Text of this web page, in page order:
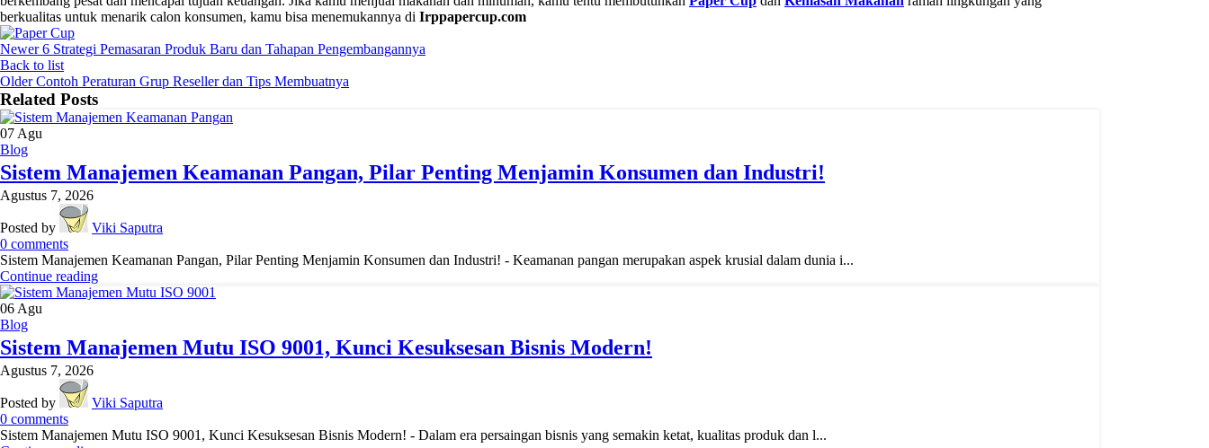
berkualitas untuk menarik calon konsumen, kamu bisa menemukannya di Irppapercup.com
Newer 6 Strategi Pemasaran Produk Baru dan Tahapan Pengembangannya
Back to list
Older Contoh Peraturan Grup Reseller dan Tips Membuatnya
Related Posts
07 Agu
Blog
Sistem Manajemen Keamanan Pangan, Pilar Penting Menjamin Konsumen dan Industri!
Agustus 7, 2026
Posted by
Viki Saputra
0 comments
Sistem Manajemen Keamanan Pangan, Pilar Penting Menjamin Konsumen dan Industri! - Keamanan pangan merupakan aspek krusial dalam dunia i...
Continue reading
06 Agu
Blog
Sistem Manajemen Mutu ISO 9001, Kunci Kesuksesan Bisnis Modern!
Agustus 7, 2026
Posted by
Viki Saputra
0 comments
Sistem Manajemen Mutu ISO 9001, Kunci Kesuksesan Bisnis Modern! - Dalam era persaingan bisnis yang semakin ketat, kualitas produk dan l...